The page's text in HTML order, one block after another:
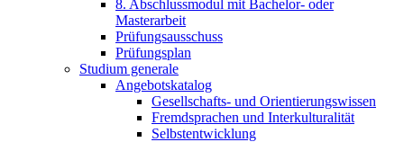
8. Abschlussmodul mit Bachelor- oder
Masterarbeit
Prüfungsausschuss
Prüfungsplan
Studium generale
Angebotskatalog
Gesellschafts- und Orientierungswissen
Fremdsprachen und Interkulturalität
Selbstentwicklung